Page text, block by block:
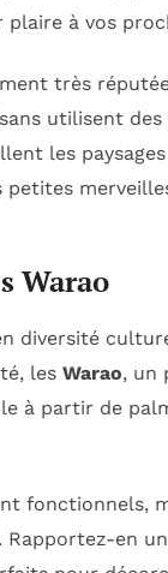
à vos
très
utilisent
les
petites
Warao
diversité
les Warao, un
à partir de
Rapportez-en